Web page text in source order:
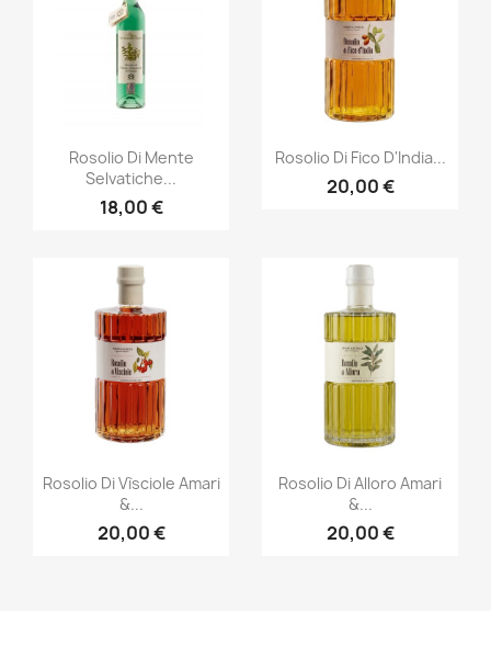
Anteprima
Rosolio Di Mente
Selvatiche...
18,00 €
Anteprima
Rosolio Di Fico D'India...
20,00 €
 Anteprima
Rosolio Di Vìsciole Amari
&...
20,00 €
Anteprima
Rosolio Di Alloro Amari
&...
20,00 €